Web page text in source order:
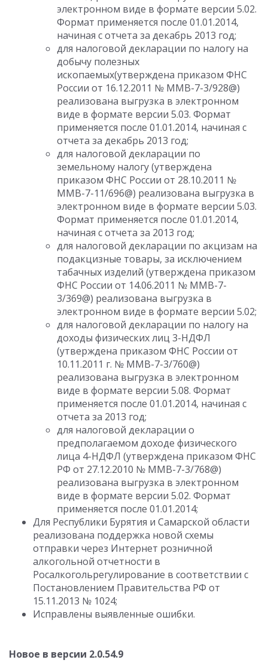
электронном виде в формате версии 5.02.
Формат применяется после 01.01.2014,
начиная с отчета за декабрь 2013 год;
для налоговой декларации по налогу на
добычу полезных
ископаемых(утверждена приказом ФНС
России от 16.12.2011 № ММВ-7-3/928@)
реализована выгрузка в электронном
виде в формате версии 5.03. Формат
применяется после 01.01.2014, начиная с
отчета за декабрь 2013 год;
для налоговой декларации по
земельному налогу (утверждена
приказом ФНС России от 28.10.2011 №
ММВ-7-11/696@) реализована выгрузка в
электронном виде в формате версии 5.03.
Формат применяется после 01.01.2014,
начиная с отчета за 2013 год;
для налоговой декларации по акцизам на
подакцизные товары, за исключением
табачных изделий (утверждена приказом
ФНС России от 14.06.2011 № ММВ-7-
3/369@) реализована выгрузка в
электронном виде в формате версии 5.02;
для налоговой декларации по налогу на
доходы физических лиц 3-НДФЛ
(утверждена приказом ФНС России от
10.11.2011 г. № ММВ-7-3/760@)
реализована выгрузка в электронном
виде в формате версии 5.08. Формат
применяется после 01.01.2014, начиная с
отчета за 2013 год;
для налоговой декларации о
предполагаемом доходе физического
лица 4-НДФЛ (утверждена приказом ФНС
РФ от 27.12.2010 № ММВ-7-3/768@)
реализована выгрузка в электронном
виде в формате версии 5.02. Формат
применяется после 01.01.2014;
Для Республики Бурятия и Самарской области
реализована поддержка новой схемы
отправки через Интернет розничной
алкогольной отчетности в
Росалкогольрегулирование в соответствии с
Постановлением Правительства РФ от
15.11.2013 № 1024;
Исправлены выявленные ошибки.
Новое в версии 2.0.54.9